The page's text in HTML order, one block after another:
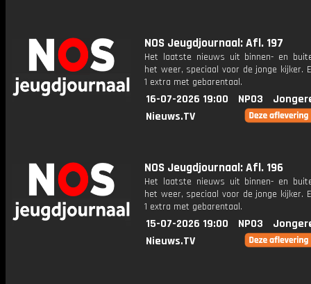
NOS Jeugdjournaal: Afl. 197
Het laatste nieuws uit binnen- en
het weer, speciaal voor de jonge kijker.
1 extra met gebarentaal.
16-07-2026 19:00 NPO3
Nieuws.TV
NOS Jeugdjournaal: Afl. 196
Het laatste nieuws uit binnen- en
het weer, speciaal voor de jonge kijker.
1 extra met gebarentaal.
15-07-2026 19:00 NPO3
Nieuws.TV